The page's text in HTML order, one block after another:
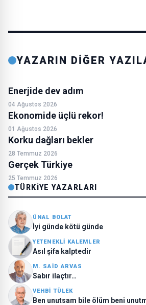
YAZARIN DİĞER
Enerjide dev adım
04 Ağustos 2026
Ekonomide üçlü rekor!
01 Ağustos 2026
Korku dağları bekler
28 Temmuz 2026
Gerçek Türkiye
25 Temmuz 2026
TÜRKIYE YAZARLARI
ÜNAL BOLAT
İyi günde kötü günde
YETENEKLI KALEMLER
Asıl şifa kalptedir
M. SAID ARVAS
Sabır ilaçtır…
VEHBI TÜLEK
Ben unutsam bile ölüm beni